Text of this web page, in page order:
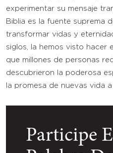
experimentar su mensaje
Biblia es la fuente suprema
transformar vidas y
siglos, la hemos visto hacer
que millones de personas
descubrieron la poderosa
la promesa de nuevas vida
Participe